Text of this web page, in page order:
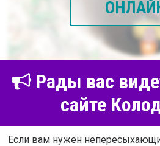
Рады вас
сайте
Если вам нужен